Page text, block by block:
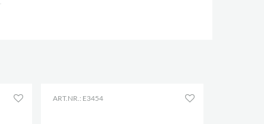
ART.NR.: E3454